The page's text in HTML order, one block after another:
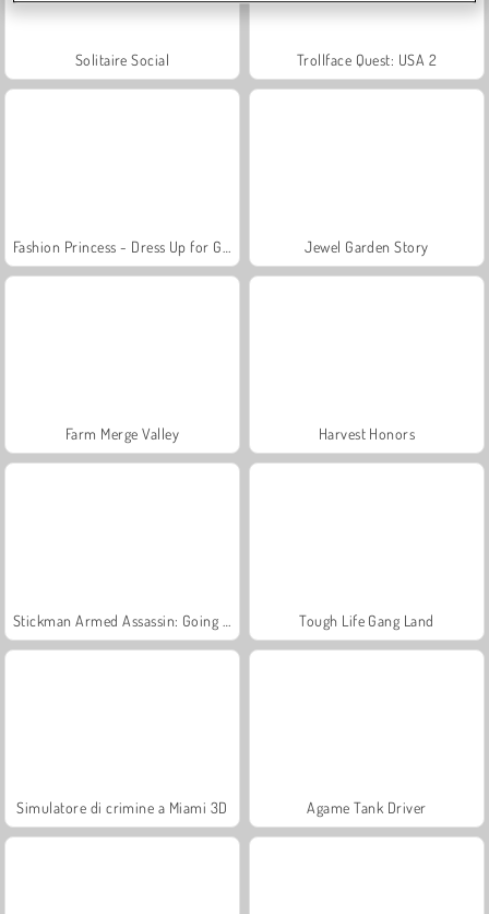
Solitaire Social Trollface Quest: USA 2
Jewel Garden Story
Farm Merge Valley Harvest Honors
Tough Life Gang Land
Simulatore di crimine a Miami 3D Agame Tank Driver